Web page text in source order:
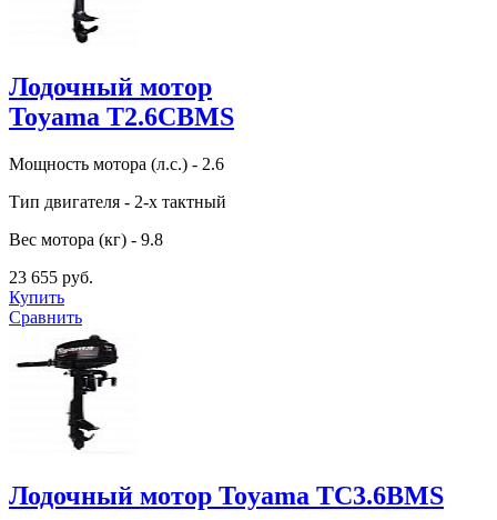
Лодочный мотор
Toyama T2.6CBMS
Мощность мотора (л.с.) - 2.6
Тип двигателя - 2-х тактный
Вес мотора (кг) - 9.8
23 655 руб.
Купить
Сравнить
Лодочный мотор Toyama TC3.6BMS